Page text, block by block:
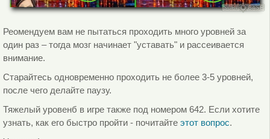
Реомендуем вам не пытаться проходить много уровней за
один раз – тогда мозг начинает "уставать" и рассеивается
внимание.
Старайтесь одновременно проходить не более 3-5 уровней,
после чего делайте паузу.
Тяжелый уровенб в игре также под номером 642. Если хотите
узнать, как его быстро пройти - почитайте этот вопрос.